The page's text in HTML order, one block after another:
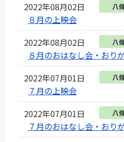
2022年08月02日
八
８月の上映会
2022年08月02日
八
８月のおはなし会・おり
2022年07月01日
八
７月の上映会
2022年07月01日
八
７月のおはなし会・おり